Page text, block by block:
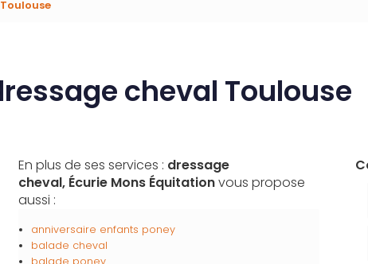
cheval Toulouse
En plus de ses services : dressage
cheval, Écurie Mons Équitationvous propose
aussi :
anniversaire enfants poney
balade cheval
balade poney